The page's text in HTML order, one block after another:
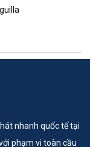
nhanh quốc tế tại
phạm vi toàn cầu